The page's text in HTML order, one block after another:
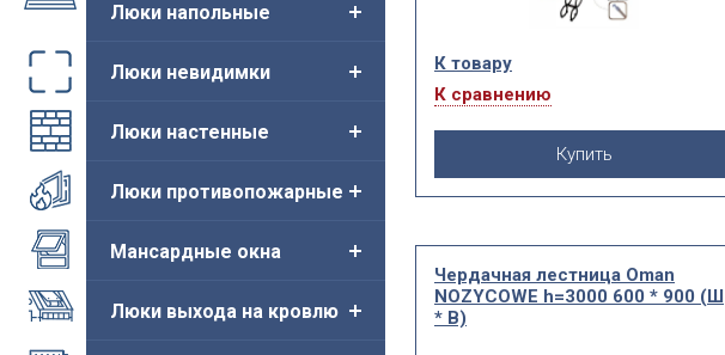
Люки напольные
Люки невидимки
Люки настенные
Люки противопожарные
Мансардные окна
Люки выхода на кровлю
К товару
К сравнению
Купить
Чердачная лестница Oman
NOZYCOWE h=3000 600 * 900 (Ш
* В)